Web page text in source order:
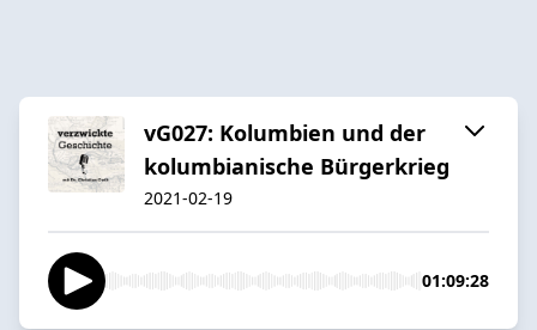
vG027: Kolumbien und der
kolumbianische Bürgerkrieg
2021-02-19
01:09:28